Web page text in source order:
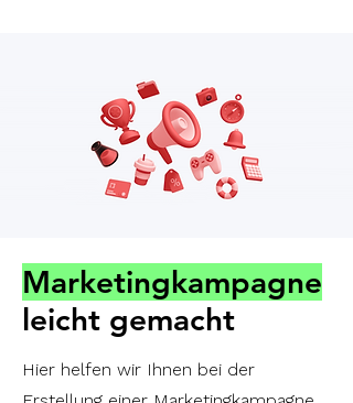
Marketingkampagne
leicht gemacht
Hier helfen wir Ihnen bei der